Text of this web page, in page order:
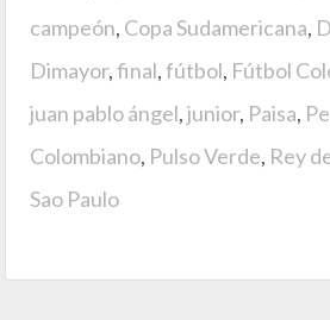
campeón, Copa Sudamericana,
Dimayor,final,fútbol, Fútbol
juan pablo ángel,junior, Paisa,
Colombiano, Pulso Verde, Rey
Sao Paulo